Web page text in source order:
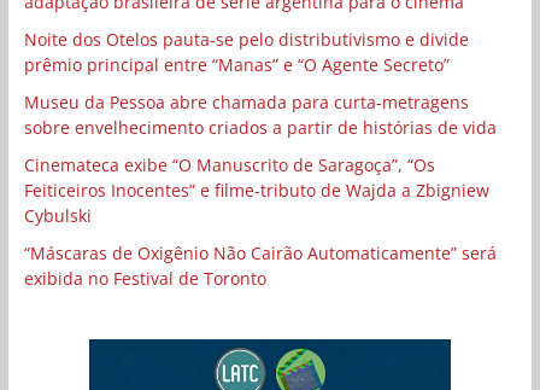
Noite dos Otelos pauta-se pelo distributivismo e divide
prêmio principal entre “Manas” e “O Agente Secreto”
Museu da Pessoa abre chamada para curta-metragens
sobre envelhecimento criados a partir de histórias de vida
Cinemateca exibe “O Manuscrito de Saragoça”, “Os
Feiticeiros Inocentes” e filme-tributo de Wajda a Zbigniew
Cybulski
“Máscaras de Oxigênio Não Cairão Automaticamente” será
exibida no Festival de Toronto